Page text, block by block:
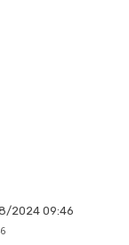
2024 09:46